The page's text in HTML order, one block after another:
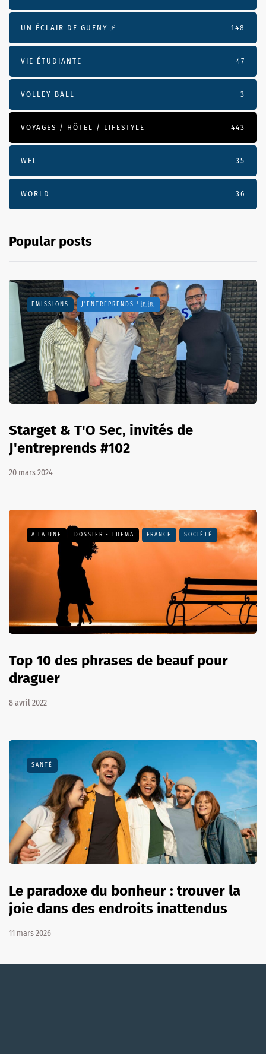
UN ÉCLAIR DE GUENY ⚡️ 148
VIE ÉTUDIANTE 47
VOLLEY-BALL 3
VOYAGES / HÔTEL / LIFESTYLE 443
WEL 35
WORLD 36
Popular posts
EMISSIONS J'ENTREPRENDS ! 🇫🇷
Starget & T'O Sec, invités de
J'entreprends #102
20 mars 2024
A LA UNE DOSSIER - THEMA FRANCE SOCIÉTÉ
Top 10 des phrases de beauf pour
draguer
8 avril 2022
SANTÉ
Le paradoxe du bonheur : trouver la
joie dans des endroits inattendus
11 mars 2026